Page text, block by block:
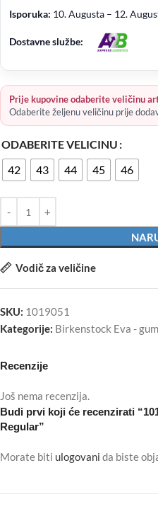
Isporuka: 10. Augusta – 12.
Dostavne službe:
Prije kupovine odaberite veličinu
Odaberite željenu veličinu prije
ODABERITE VELICINU
42
43 44 45 46
Vodič za veličine
SKU: 1019051
Kategorije: Birkenstock Eva -
Recenzije
Još nema recenzija.
Budi prvi koji će recenzirati
Regular”
Morate biti ulogovani da biste